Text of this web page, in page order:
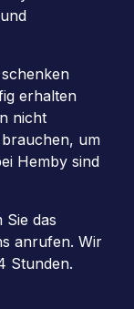
erhalten
nicht
um
Hemby sind
Sie das
anrufen. Wir
Stunden.